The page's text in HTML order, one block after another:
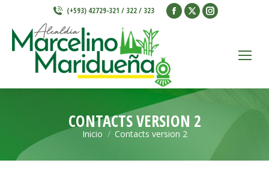
(+593) 42729-321 / 322 / 323
Facebook
window
X
window
Instagram
window
CONTACTS VERSION 2
Estás aquí:
Inicio Contacts version 2